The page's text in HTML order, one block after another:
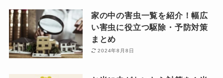
家の中の害虫一覧を紹介！幅広
い害虫に役立つ駆除・予防対策
まとめ
2024年8月8日